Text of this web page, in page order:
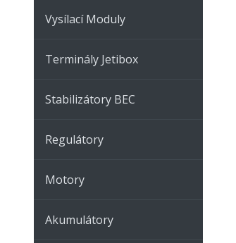
Vysílací Moduly
Terminály Jetibox
Stabilizátory BEC
Regulátory
Motory
Akumulátory